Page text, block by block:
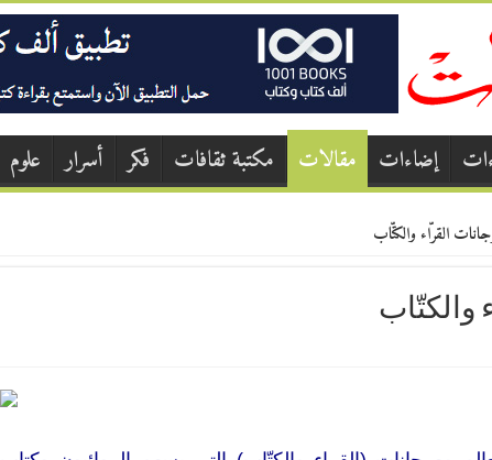
إضاءات مقالات مكتبة ثقافات فكر أسرار علوم
القرّاء والكتّاب
والكتّاب